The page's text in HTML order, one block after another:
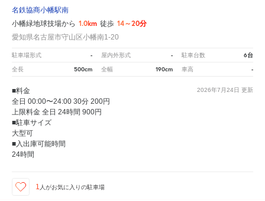
名鉄協商小幡駅南
小幡緑地球技場から 1.0km 徒歩 14～20分
愛知県名古屋市守山区小幡南1-20
駐車場形式 - 屋内外形式 - 駐車台数 6台
全長 500cm 全幅 190cm 車高 -
2026年7月24日 更新
■料金
全日 00:00〜24:00 30分 200円
上限料金 全日 24時間 900円
■駐車サイズ
大型可
■入出庫可能時間
24時間
1 人がお気に入りの駐車場